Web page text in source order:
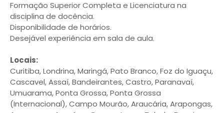
Formação Superior Completa e Licenciatura na
disciplina de docência.
Disponibilidade de horários.
Desejável experiência em sala de aula.
Locais:
Curitiba, Londrina, Maringá, Pato Branco, Foz do Iguaçu,
Cascavel, Assaí, Bandeirantes, Castro, Paranavaí,
Umuarama, Ponta Grossa, Ponta Grossa
(Internacional), Campo Mourão, Araucária, Arapongas,